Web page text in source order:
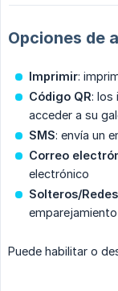
Opciones de
Imprimir:
Código QR: los
acceder a su
SMS: envía un
Correo
electrónico
Solteros/Redes
Puede habilitar o